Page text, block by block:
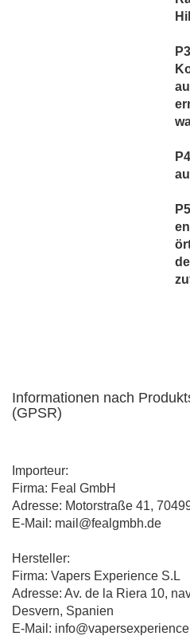
Informationen nach
(GPSR)
Importeur:
Firma: Feal GmbH
Adresse: Motorstraße 41,
E-Mail: mail@fealgmbh.de
Hersteller:
Firma: Vapers Experience S.L
Adresse: Av. de la Riera 10,
Desvern, Spanien
E-Mail: